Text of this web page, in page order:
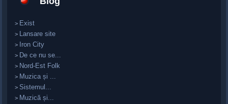
> Exist
> Lansare site
> Iron City
> De ce nu se...
> Nord-Est Folk
> Muzica și ...
>Sistemul...
> Muzică și...